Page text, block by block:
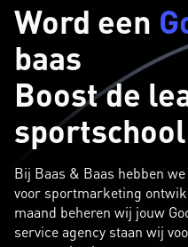
Word een
baas
Boost de
sportschool
Bij Baas & Baas hebben
voor sportmarketing
maand beheren wij jouw
service agency staan wij